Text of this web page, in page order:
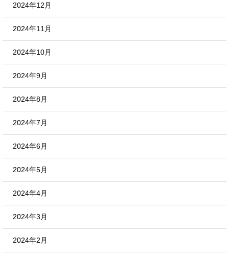
2024年12月
2024年11月
2024年10月
2024年9月
2024年8月
2024年7月
2024年6月
2024年5月
2024年4月
2024年3月
2024年2月